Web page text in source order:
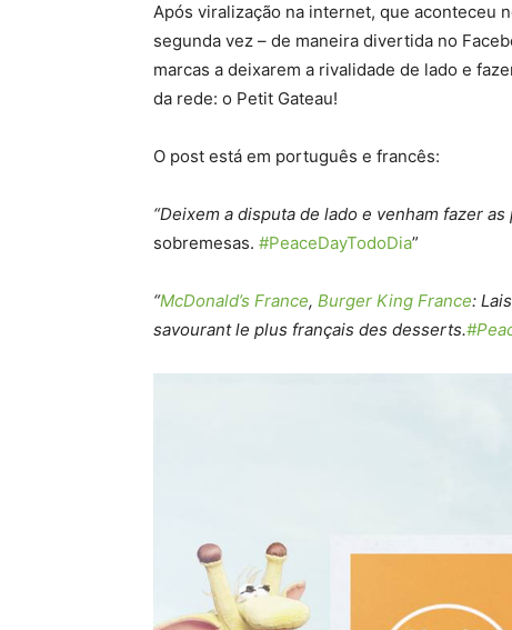
Após viralização na internet, que aconteceu
segunda vez – de maneira divertida no
marcas a deixarem a rivalidade de lado e
da rede: o Petit Gateau!
O post está em português e francês:
“Deixem a disputa de lado e venham fazer
sobremesas. #PeaceDayTodoDia”
“McDonald’s France, Burger King France:
savourant le plus français des desserts.